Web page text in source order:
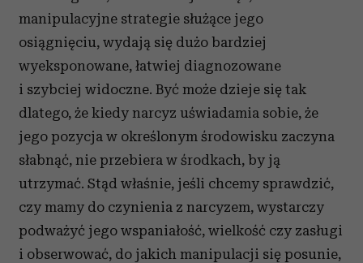
manipulacyjne strategie służące jego
osiągnięciu, wydają się dużo bardziej
wyeksponowane, łatwiej diagnozowane
i szybciej widoczne. Być może dzieje się tak
dlatego, że kiedy narcyz uświadamia sobie, że
jego pozycja w określonym środowisku zaczyna
słabnąć, nie przebiera w środkach, by ją
utrzymać. Stąd właśnie, jeśli chcemy sprawdzić,
czy mamy do czynienia z narcyzem, wystarczy
podważyć jego wspaniałość, wielkość czy zasługi
i obserwować, do jakich manipulacji się posunie,